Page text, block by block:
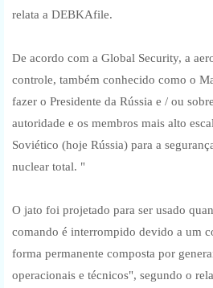
relata a DEBKAfile.
De acordo com a Global Security, a
controle, também conhecido como o
fazer o Presidente da Rússia e / ou
autoridade e os membros mais alto
Soviético (hoje Rússia) para a
nuclear total. "
O jato foi projetado para ser usado
comando é interrompido devido a um
forma permanente composta por
operacionais e técnicos", segundo o